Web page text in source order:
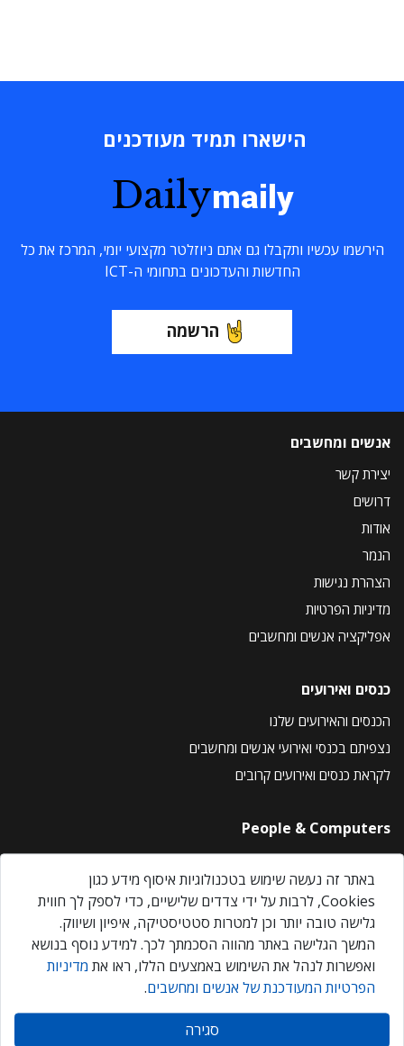
הישארו תמיד מעודכנים
Dailymaily
הירשמו עכשיו ותקבלו גם אתם ניוזלטר מקצועי יומי, המרכז את כל
החדשות והעדכונים בתחומי ה-ICT
הרשמה
אנשים ומחשבים
יצירת קשר
דרושים
אודות
הנמר
הצהרת נגישות
מדיניות הפרטיות
אפליקציה אנשים ומחשבים
כנסים ואירועים
הכנסים והאירועים שלנו
נצפיתם בכנסי ואירועי אנשים ומחשבים
לקראת כנסים ואירועים קרובים
People & Computers
About Us
Privacy Policy
Contact Us
Our Events
אנשים ומחשבים © 2026 – כל הזכויות שמורות
באתר זה נעשה שימוש בטכנולוגיות איסוף מידע כגון
Cookies, לרבות על ידי צדדים שלישיים, כדי לספק לך חווית
גלישה טובה יותר וכן למטרות סטטיסטיקה, איפיון ושיווק.
המשך הגלישה באתר מהווה הסכמתך לכך. למידע נוסף בנושא
ואפשרות לנהל את השימוש באמצעים הללו, ראו את מדיניות
הפרטיות המעודכנת של אנשים ומחשבים.
סגירה